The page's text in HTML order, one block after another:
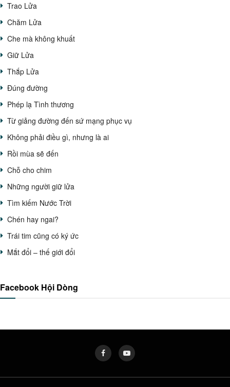
Trao Lửa
Chăm Lửa
Che mà không khuất
Giữ Lửa
Thắp Lửa
Đúng đường
Phép lạ Tình thương
Từ giảng đường đến sứ mạng phục vụ
Không phải điều gì, nhưng là ai
Rồi mùa sẽ đến
Chỗ cho chim
Những người giữ lửa
Tìm kiếm Nước Trời
Chén hay ngai?
Trái tim cũng có ký ức
Mắt đổi – thế giới đổi
Facebook Hội Dòng